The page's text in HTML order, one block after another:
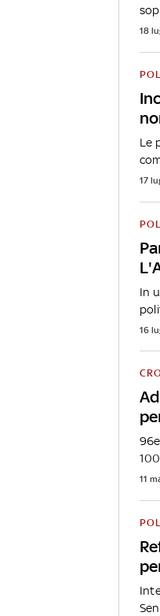
18
Le
17
In
16
11